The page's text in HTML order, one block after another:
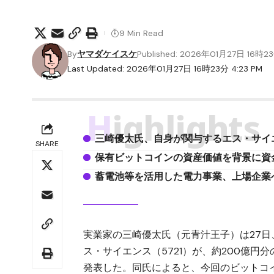
Last Updated: 2026年01月27日 16時23分 4:23 PM
ByヤマダケイスケPublished: 2026年01月27日 16時
9 Min Read
SHARE Highlights
三崎優太氏、自身が関与するエス・サ
保有ビットコインの資産価値を背景に
蓄電池等を活用した電力事業、上場企
実業家の三崎優太氏（元青汁王子）は27
ス・サイエンス（5721） が、約200億円分
発表した。同氏によると、今回のビット